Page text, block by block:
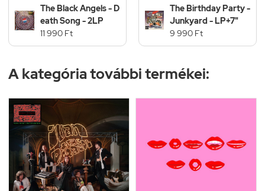
The Black Angels - D
eath Song - 2LP
11 990 Ft
The Birthday Party -
Junkyard - LP+7"
9 990 Ft
A kategória további termékei: